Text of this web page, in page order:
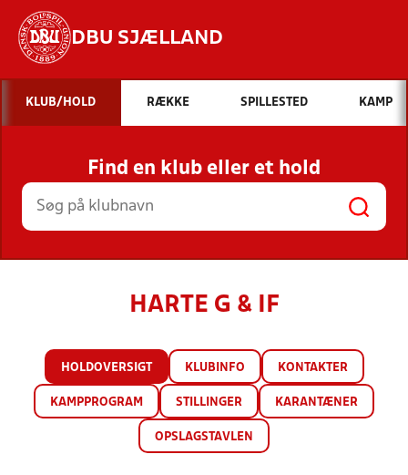
DBU SJÆLLAND
Hvad vil du søge efter?
INDHOLD OG NYHEDER
STILLINGER, RESULTATER, KLUBBER OG
HOLD
KLUB/HOLD RÆKKE SPILLESTED KAMP
Find en klub eller et hold
HARTE G & IF
HOLDOVERSIGT KLUBINFO KONTAKTER
KAMPPROGRAM STILLINGER KARANTÆNER
OPSLAGSTAVLEN